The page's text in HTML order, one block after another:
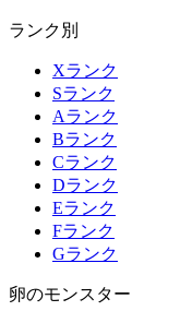
ランク別
Xランク
Sランク
Aランク
Bランク
Cランク
Dランク
Eランク
Fランク
Gランク
卵のモンスター